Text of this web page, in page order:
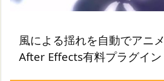
風による揺れを自動でアニメ
After Effects有料プラグイン